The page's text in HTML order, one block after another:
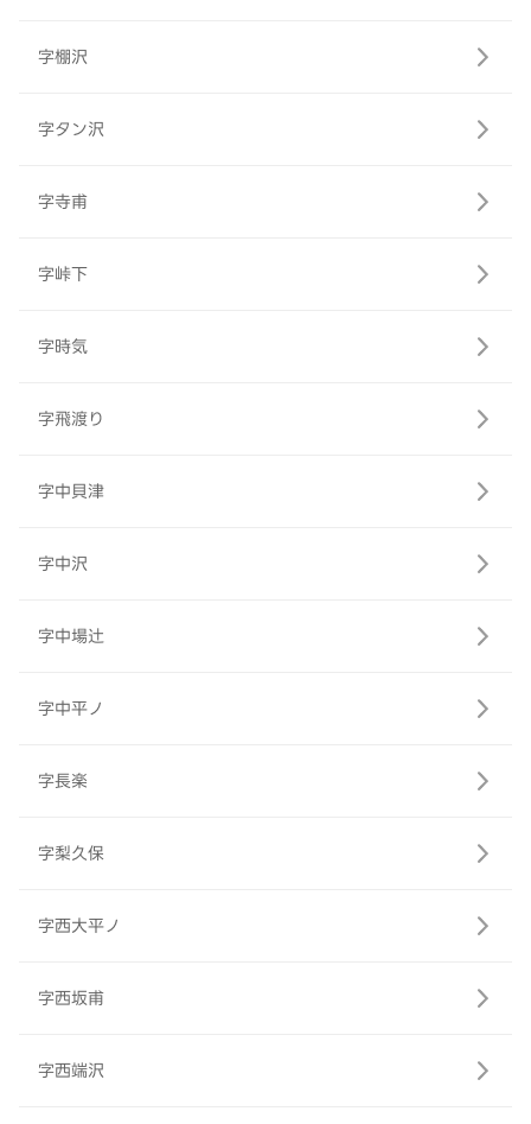
字棚沢
字タン沢
字寺甫
字峠下
字時気
字飛渡り
字中貝津
字中沢
字中場辻
字中平ノ
字長楽
字梨久保
字西大平ノ
字西坂甫
字西端沢